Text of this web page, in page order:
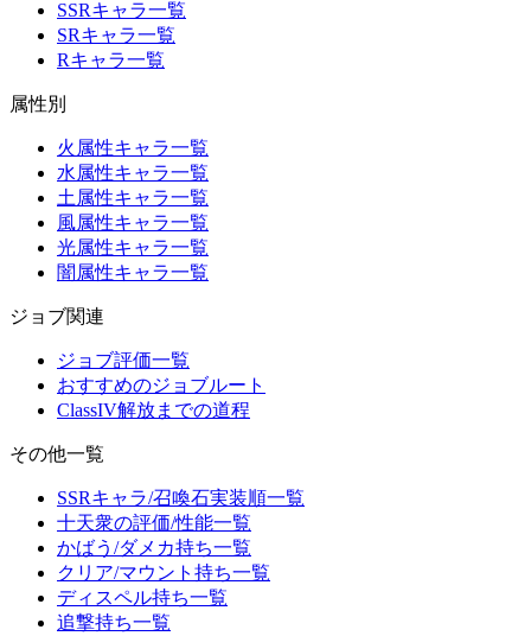
SSRキャラ一覧
SRキャラ一覧
Rキャラ一覧
属性別
火属性キャラ一覧
水属性キャラ一覧
土属性キャラ一覧
風属性キャラ一覧
光属性キャラ一覧
闇属性キャラ一覧
ジョブ関連
ジョブ評価一覧
おすすめのジョブルート
ClassIV解放までの道程
その他一覧
SSRキャラ/召喚石実装順一覧
十天衆の評価/性能一覧
かばう/ダメカ持ち一覧
クリア/マウント持ち一覧
ディスペル持ち一覧
追撃持ち一覧